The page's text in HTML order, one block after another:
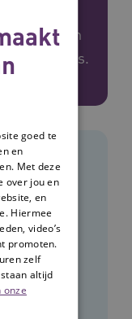
verbonden
is.
goed te
en
Met deze
over jou en
en
Hiermee
video’s
promoten.
zelf
altijd
onze